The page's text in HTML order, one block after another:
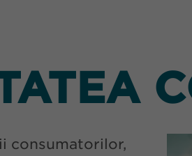
consumatorilor,